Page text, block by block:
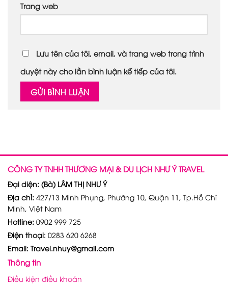
Trang web
Lưu tên của tôi, email, và trang web trong trình
duyệt này cho lần bình luận kế tiếp của tôi.
CÔNG TY TNHH THƯƠNG MẠI & DU LỊCH NHƯ Ý TRAVEL
Đại diện: (Bà) LÂM THỊ NHƯ Ý
Địa chỉ: 427/13 Minh Phụng, Phường 10, Quận 11, Tp.Hồ Chí
Minh, Việt Nam
Hotline: 0902 999 725
Điện thoại: 0283 620 6268
Email: Travel.nhuy@gmail.com
Thông tin
Điều kiện điều khoản